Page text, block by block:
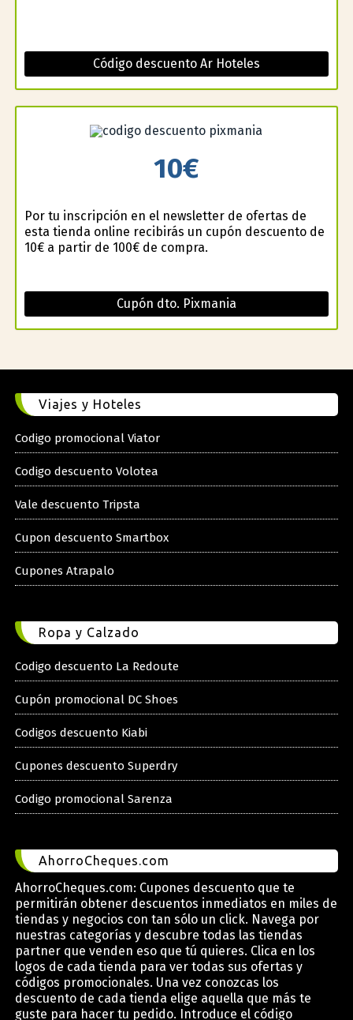
Código descuento Ar Hoteles
10€
Por tu inscripción en el newsletter de ofertas de
esta tienda online recibirás un cupón descuento de
10€ a partir de 100€ de compra.
Cupón dto. Pixmania
Viajes y Hoteles
Codigo promocional Viator
Codigo descuento Volotea
Vale descuento Tripsta
Cupon descuento Smartbox
Cupones Atrapalo
Ropa y Calzado
Codigo descuento La Redoute
Cupón promocional DC Shoes
Codigos descuento Kiabi
Cupones descuento Superdry
Codigo promocional Sarenza
AhorroCheques.com
AhorroCheques.com: Cupones descuento que te
permitirán obtener descuentos inmediatos en miles de
tiendas y negocios con tan sólo un click. Navega por
nuestras categorías y descubre todas las tiendas
partner que venden eso que tú quieres. Clica en los
logos de cada tienda para ver todas sus ofertas y
códigos promocionales. Una vez conozcas los
descuento de cada tienda elige aquella que más te
guste para hacer tu pedido. Introduce el código